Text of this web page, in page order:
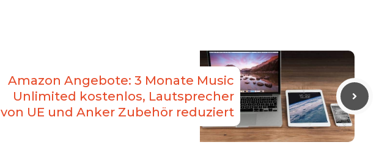
Amazon Angebote: 3 Monate Music
Unlimited kostenlos, Lautsprecher
von UE und Anker Zubehör reduziert